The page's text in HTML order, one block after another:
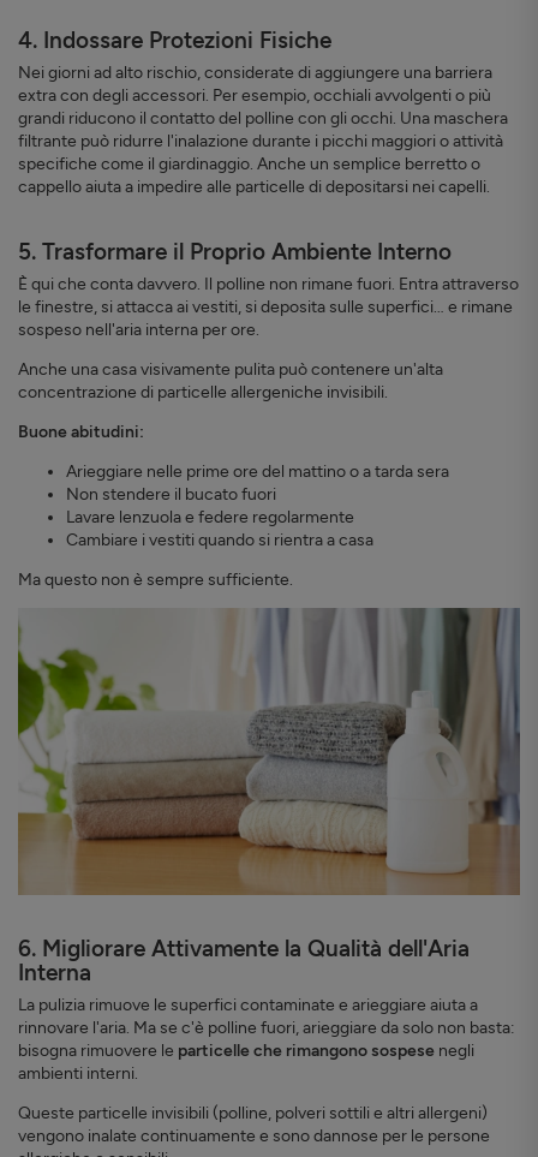
4. Indossare Protezioni Fisiche
Nei giorni ad alto rischio, considerate di aggiungere una barriera
extra con degli accessori. Per esempio, occhiali avvolgenti o più
grandi riducono il contatto del polline con gli occhi. Una maschera
filtrante può ridurre l'inalazione durante i picchi maggiori o attività
specifiche come il giardinaggio. Anche un semplice berretto o
cappello aiuta a impedire alle particelle di depositarsi nei capelli.
5. Trasformare il Proprio Ambiente Interno
È qui che conta davvero. Il polline non rimane fuori. Entra attraverso
le finestre, si attacca ai vestiti, si deposita sulle superfici… e rimane
sospeso nell'aria interna per ore.
Anche una casa visivamente pulita può contenere un'alta
concentrazione di particelle allergeniche invisibili.
Buone abitudini:
Arieggiare nelle prime ore del mattino o a tarda sera
Non stendere il bucato fuori
Lavare lenzuola e federe regolarmente
Cambiare i vestiti quando si rientra a casa
Ma questo non è sempre sufficiente.
6. Migliorare Attivamente la Qualità dell'Aria
Interna
La pulizia rimuove le superfici contaminate e arieggiare aiuta a
rinnovare l'aria. Ma se c'è polline fuori, arieggiare da solo non basta:
bisogna rimuovere le particelle che rimangono sospese negli
ambienti interni.
Queste particelle invisibili (polline, polveri sottili e altri allergeni)
vengono inalate continuamente e sono dannose per le persone